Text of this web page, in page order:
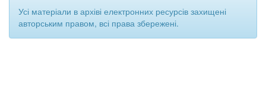
Усі матеріали в архіві електронних ресурсів захищені
авторським правом, всі права збережені.